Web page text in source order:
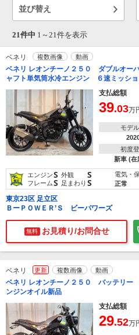
並び替え
21件中 1～ 21件を表示
ベネリ 複数画像 動画
ベネリ レオンチーノ２５０ ダブルオー
ャフト単気筒水冷エンジン ６速ミッシ
支払総額
39.03万
モデ
初度
新車 (在
エンジンS 外観 S
フレームS 足まわり S
電気・
正常
東京23区 足立区
ＢーＰＯＷＥＲ’Ｓ ビーパワーズ
無料 お見積り/お問合せ
ベネリ 更新 複数画像 動画
ベネリ レオンチーノ２５０ バッテリ
ンジンオイル新品
支払総額
29.52万